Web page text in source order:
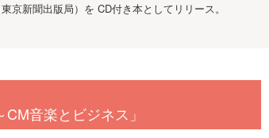
京新聞出版局）を CD付き本としてリリース。
音楽とビジネス」